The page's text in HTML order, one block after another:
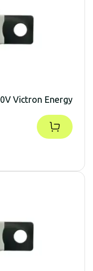
Victron Energy